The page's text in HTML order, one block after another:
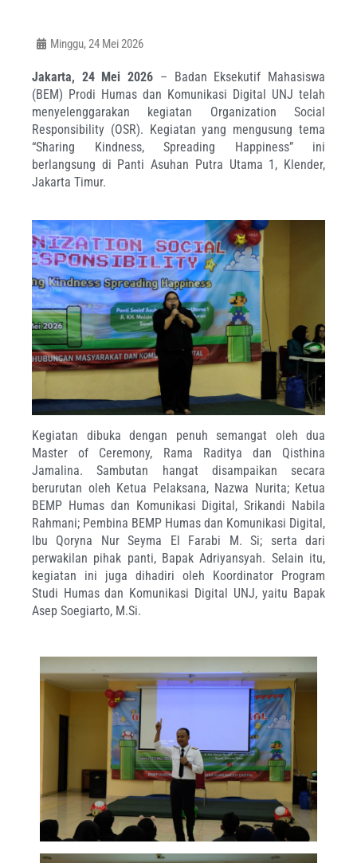
Minggu, 24 Mei 2026
Jakarta, 24 Mei 2026 – Badan Eksekutif Mahasiswa
(BEM) Prodi Humas dan Komunikasi Digital UNJ telah
menyelenggarakan kegiatan Organization Social
Responsibility (OSR). Kegiatan yang mengusung tema
“Sharing Kindness, Spreading Happiness” ini
berlangsung di Panti Asuhan Putra Utama 1, Klender,
Jakarta Timur.
Kegiatan dibuka dengan penuh semangat oleh dua
Master of Ceremony, Rama Raditya dan Qisthina
Jamalina. Sambutan hangat disampaikan secara
berurutan oleh Ketua Pelaksana, Nazwa Nurita; Ketua
BEMP Humas dan Komunikasi Digital, Srikandi Nabila
Rahmani; Pembina BEMP Humas dan Komunikasi Digital,
Ibu Qoryna Nur Seyma El Farabi M. Si; serta dari
perwakilan pihak panti, Bapak Adriyansyah. Selain itu,
kegiatan ini juga dihadiri oleh Koordinator Program
Studi Humas dan Komunikasi Digital UNJ, yaitu Bapak
Asep Soegiarto, M.Si.